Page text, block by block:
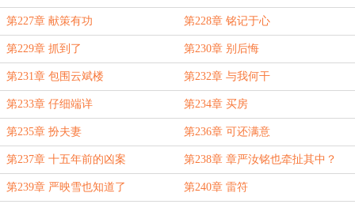
第227章 献策有功 第228章 铭记于心
第229章 抓到了 第230章 别后悔
第231章 包围云斌楼 第232章 与我何干
第233章 仔细端详 第234章 买房
第235章 扮夫妻 第236章 可还满意
第237章 十五年前的凶案 第238章 章严汝铭也牵扯其中？
第239章 严映雪也知道了 第240章 雷符